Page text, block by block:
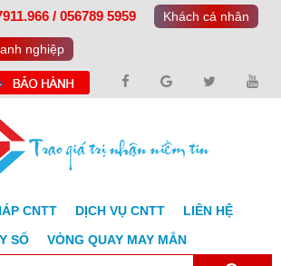
/ 056789 5959 Khách cá nhân
nghiệp
CNTT DỊCH VỤ CNTT
LIÊN HỆ
SỐ VÒNG QUAY MAY MẮN